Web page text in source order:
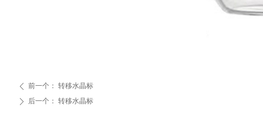
ꄴ 前一个： 转移水晶标
ꄲ 后一个： 转移水晶标